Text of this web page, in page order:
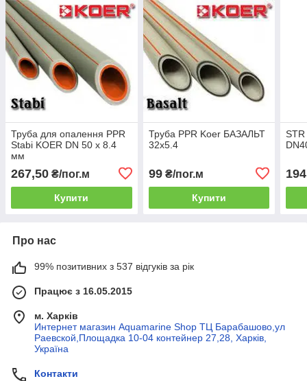
Труба для опалення PPR
Stabi KOER DN 50 x 8.4
мм
267,50 ₴/пог.м
Купити
Труба PPR Koer БАЗАЛЬТ
32x5.4
99₴/пог.м
Купити
STR
Про нас
99% позитивних з 537 відгуків за рік
Працює з 16.05.2015
м. Харків
Интернет магазин Aquamarine Shop ТЦ Барабашово,ул
Раевской,Площадка 10-04 контейнер 27,28, Харків,
Україна
Контакти